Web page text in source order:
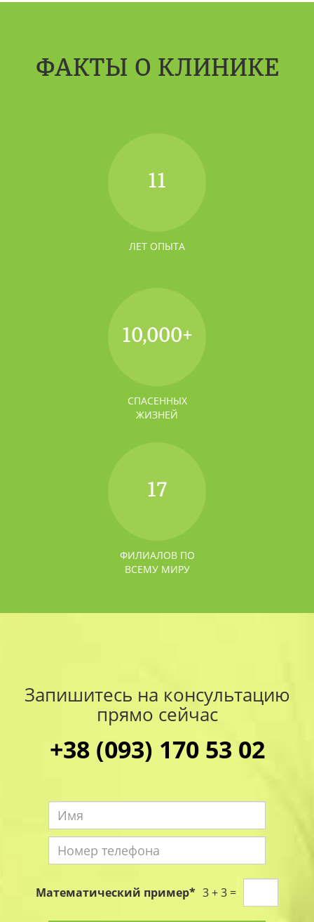
ФАКТЫ О КЛИНИКЕ
11
ЛЕТ ОПЫТА
10,000+
СПАСЕННЫХ
ЖИЗНЕЙ
17
ФИЛИАЛОВ ПО
ВСЕМУ МИРУ
Запишитесь на консультацию
прямо сейчас
+38 (093) 170 53 02
Имя
*
телефона
Математический пример* 3 + 3 =